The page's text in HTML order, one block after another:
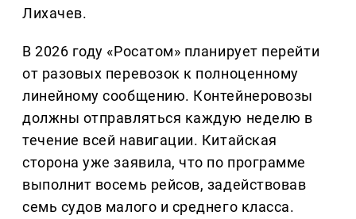
Лихачев.
В 2026 году «Росатом» планирует перейти
от разовых перевозок к полноценному
линейному сообщению. Контейнеровозы
должны отправляться каждую неделю в
течение всей навигации. Китайская
сторона уже заявила, что по программе
выполнит восемь рейсов, задействовав
семь судов малого и среднего класса.